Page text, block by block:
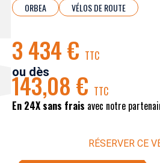
ORBEA VÉLOS DE ROUTE
3 434 € TTC
ou dès
143,08 € TTC
En 24X sans frais avec notre
RÉSERVER CE